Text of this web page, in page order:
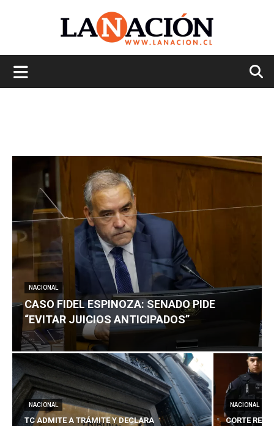
NACIONAL
CASO FIDEL ESPINOZA: SENADO PIDE
“EVITAR JUICIOS ANTICIPADOS”
NACIONAL
TC ADMITE A TRÁMITE Y DECLARA
NACIONAL
CORTE